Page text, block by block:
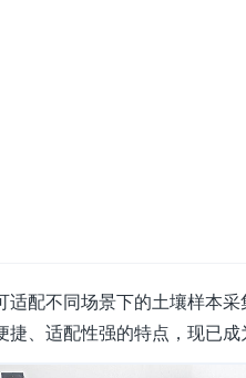
适配不同场景下的土壤样本
、适配性强的特点，现已成